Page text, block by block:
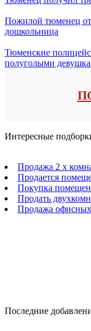
Пожилой тюменец
дошкольница
Тюменские
полуголыми
Интересные
Продажа 2 х
Продается
Покупка
Продать
Продажа
Последние